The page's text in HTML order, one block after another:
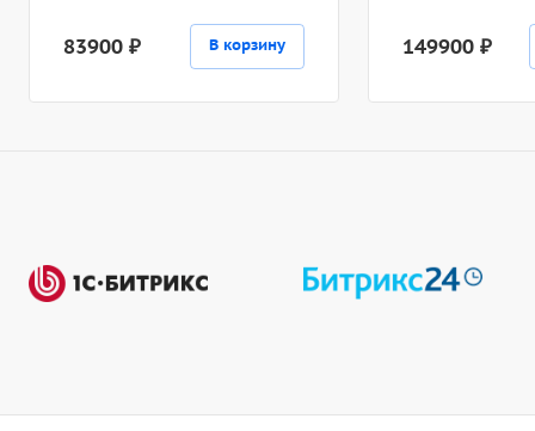
83900 ₽ В корзину 149900 ₽